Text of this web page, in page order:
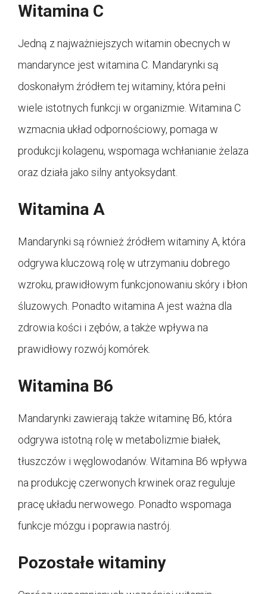
Witamina C
Jedną z najważniejszych witamin obecnych w
mandarynce jest witamina C. Mandarynki są
doskonałym źródłem tej witaminy, która pełni
wiele istotnych funkcji w organizmie. Witamina C
wzmacnia układ odpornościowy, pomaga w
produkcji kolagenu, wspomaga wchłanianie żelaza
oraz działa jako silny antyoksydant.
Witamina A
Mandarynki są również źródłem witaminy A, która
odgrywa kluczową rolę w utrzymaniu dobrego
wzroku, prawidłowym funkcjonowaniu skóry i błon
śluzowych. Ponadto witamina A jest ważna dla
zdrowia kości i zębów, a także wpływa na
prawidłowy rozwój komórek.
Witamina B6
Mandarynki zawierają także witaminę B6, która
odgrywa istotną rolę w metabolizmie białek,
tłuszczów i węglowodanów. Witamina B6 wpływa
na produkcję czerwonych krwinek oraz reguluje
pracę układu nerwowego. Ponadto wspomaga
funkcje mózgu i poprawia nastrój.
Pozostałe witaminy